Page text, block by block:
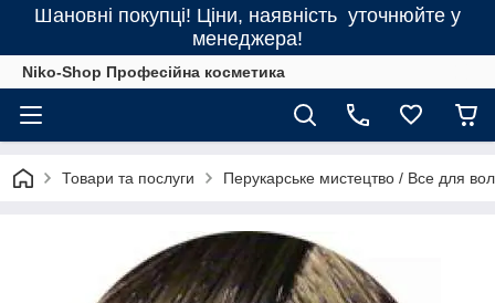
Шановні покупці! Ціни, наявність уточнюйте у
менеджера!
Niko-Shop Професійна косметика
Товари та послуги Перукарське мистецтво / Все для